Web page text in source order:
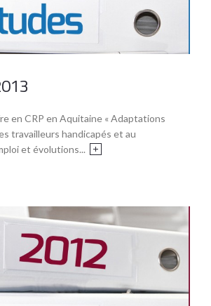
en CRP en Aquitaine « Adaptations
travailleurs handicapés et au
et évolutions...